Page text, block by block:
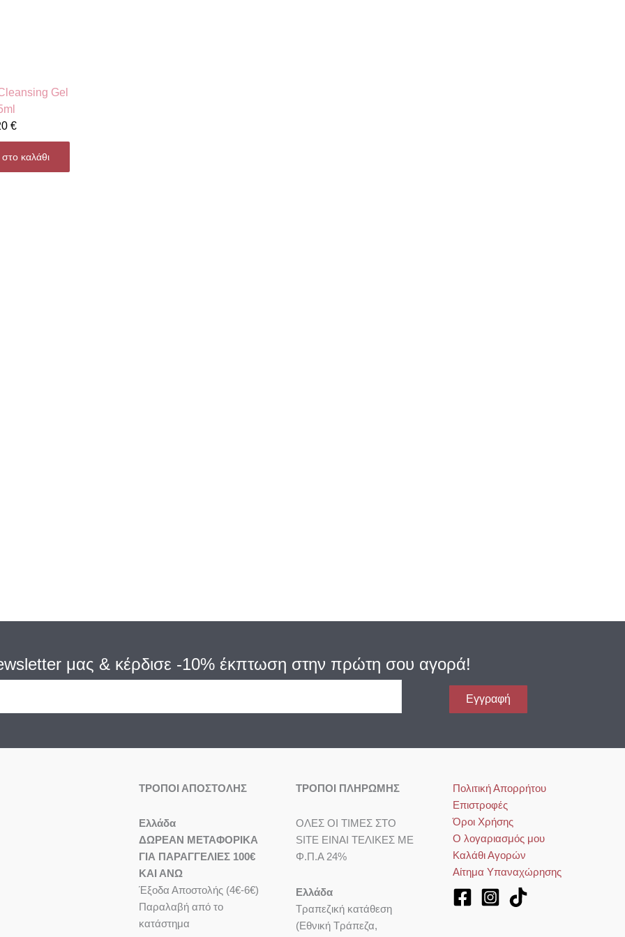
Gel
€
καλάθι
μας & κέρδισε -10% έκπτωση στην πρώτη σου αγορά!
Εγγραφή
ΤΡΟΠΟΙ ΑΠΟΣΤΟΛΗΣ
Eλλάδα
ΔΩΡΕΑΝ ΜΕΤΑΦΟΡΙΚΑ
ΓΙΑ ΠΑΡΑΓΓΕΛΙΕΣ 100€
ΚΑΙ ΑΝΩ
Έξοδα Αποστολής (4€-6€)
Παραλαβή από το
κατάστημα
ΤΡΟΠΟΙ ΠΛΗΡΩΜΗΣ
ΟΛΕΣ ΟΙ ΤΙΜΕΣ ΣΤΟ
SITE ΕΙΝΑΙ ΤΕΛΙΚΕΣ ΜΕ
Φ.Π.Α 24%
Ελλάδα
Τραπεζική κατάθεση
(Εθνική Τράπεζα,
Πολιτική Απορρήτου
Επιστροφές
Όροι Χρήσης
Ο λογαριασμός μου
Καλάθι Αγορών
Αίτημα Υπαναχώρησης